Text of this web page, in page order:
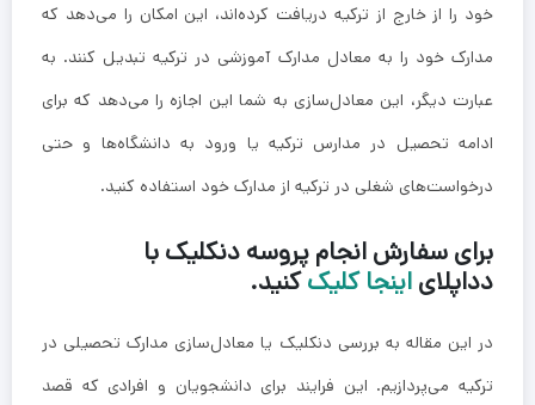
خود را از خارج از ترکیه دریافت کرده‌اند، این امکان را می‌دهد که
مدارک خود را به معادل مدارک آموزشی در ترکیه تبدیل کنند. به
عبارت دیگر، این معادل‌سازی به شما این اجازه را می‌دهد که برای
ادامه تحصیل در مدارس ترکیه یا ورود به دانشگاه‌ها و حتی
درخواست‌های شغلی در ترکیه از مدارک خود استفاده کنید.
برای سفارش انجام پروسه دنکلیک با
دداپلای اینجا کلیککنید.
در این مقاله به بررسی دنکلیک یا معادل‌سازی مدارک تحصیلی در
ترکیه می‌پردازیم. این فرایند برای دانشجویان و افرادی که قصد